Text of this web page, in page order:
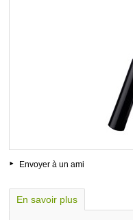
Envoyer à un ami
En savoir plus